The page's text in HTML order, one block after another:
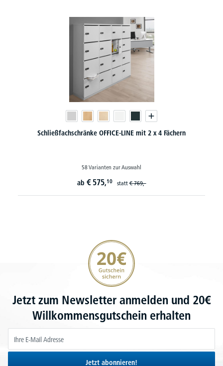
Schließfachschränke OFFICE-LINE mit 2 x 4 Fächern
58 Varianten zur Auswahl
ab € 575,10 statt€ 769,-
20€ Gutschein sichern
Jetzt zum Newsletter anmelden und 20€
Willkommensgutschein erhalten
Jetzt abonnieren!